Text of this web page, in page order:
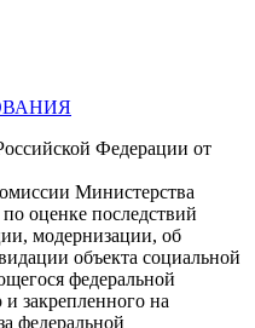
Федерации от
Министерства
оценке последствий
модернизации, об
объекта социальной
федеральной
и закрепленного на
федеральной